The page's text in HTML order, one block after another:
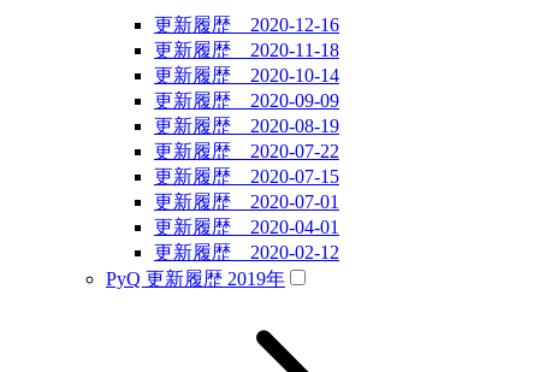
更新履歴 2020-12-16
更新履歴 2020-11-18
更新履歴 2020-10-14
更新履歴 2020-09-09
更新履歴 2020-08-19
更新履歴 2020-07-22
更新履歴 2020-07-15
更新履歴 2020-07-01
更新履歴 2020-04-01
更新履歴 2020-02-12
PyQ 更新履歴 2019年